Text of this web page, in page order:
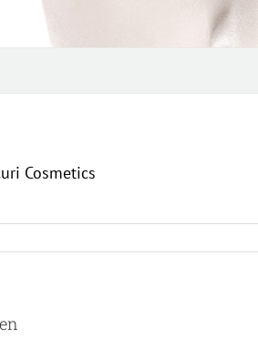
Cosmetics